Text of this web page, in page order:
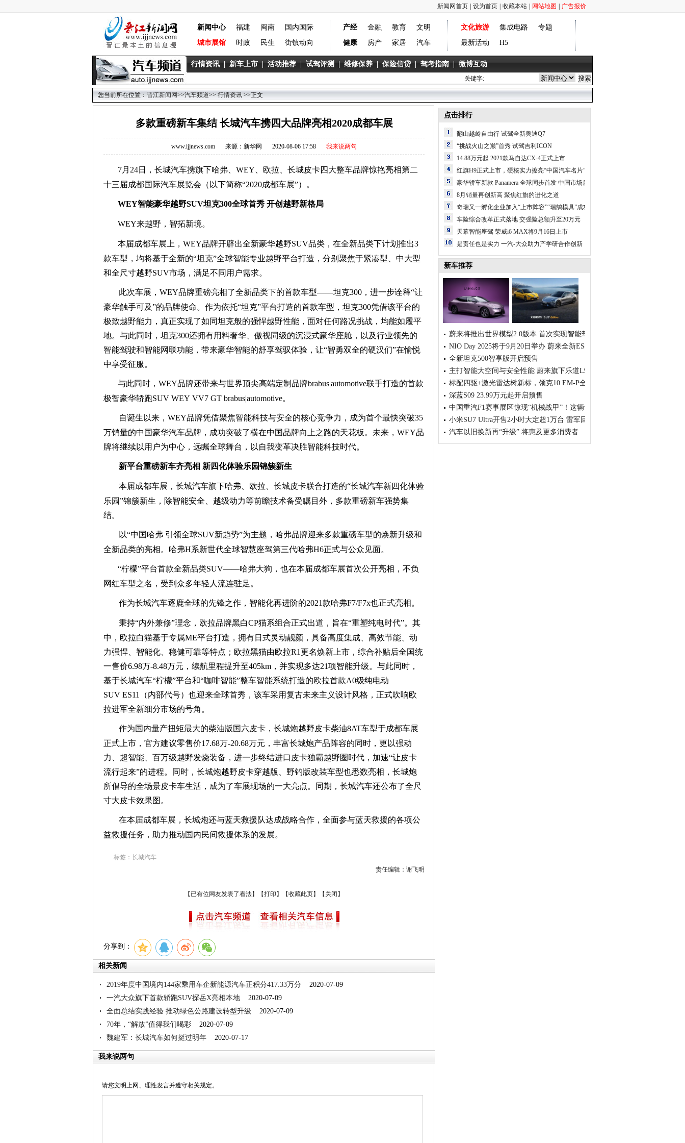
广告报价
网站地图
收藏本站
设为首页
新闻网首页
新闻中心 福建 闽南
国内国际
城市展馆
时政 民生 街镇动向
产经 金融 教育
文明
健康
房产 家居 汽车
文化旅游 集成电路
专题
最新活动
H5
行情资讯 新车上市 活动推荐 试驾评测 维修保养 保险信贷 驾考指南 微博互动
关键字:
您当前所在位置： 晋江新闻网>>汽车频道>> 行情资讯 >>正文
多款重磅新车集结 长城汽车携四大品牌亮相2020成都车展
www.ijjnews.com 来源：新华网 2020-08-06 17:58 我来说两句
7月24日，长城汽车携旗下哈弗、WEY、欧拉、长城皮卡四大整车品牌惊艳亮相第二
十三届成都国际汽车展览会（以下简称“2020成都车展”） 。
WEY智能豪华越野SUV坦克300全球首秀 开创越野新格局
WEY来越野，智拓新境。
本届成都车展上，WEY品牌开辟出全新豪华越野SUV品类，在全新品类下计划 推出3
款车型， 均将基于全新的“坦克”全球智能专业越野平台打造，分别聚焦于紧凑型、中大型
和全尺寸越野SUV市场，满足不同用户需求。
此次车展，WEY品牌重磅亮相了全新品类下的首款车型——坦克300，进一步诠释“让
豪华触手可及”的品牌使命。 作为依托“坦克”平台打造的首款车型，坦克300凭借该平台的
极致越野能力，真正实现了如同坦克般的强悍越野性能 ，面对任何路况挑战 ， 均能如履平
地。 与此同时，坦克300还拥有用料奢华、 傲视同级的沉浸式豪华座舱 ， 以及行业领先的
智能驾驶和智能网联功能， 带来豪华智能的舒享驾驭体验 ， 让“智勇双全的硬汉们”在愉悦
中享受征服。
与此同时， WEY品牌还带来与世界顶尖高端定制品牌brabus|automotive联手打造的首款
极智豪华轿跑SUV WEY VV7 GT brabus|automotive。
自诞生以来， WEY品牌凭借聚焦智能科技与安全的核心竞争力 ， 成为首个最快突破35
万销量的中国豪华汽车品牌， 成功突破了横在中国品牌向上之路的天花板。 未来，WEY品
牌将继续以用户为中心 ，远瞩全球舞台， 以自我变革决胜智能科技时代。
新平台重磅新车齐亮相 新四化体验乐园锦簇新生
本届成都车展，长城汽车旗下哈弗、欧拉、长城皮卡联合打造的“长城汽车新四化体验
乐园”锦簇新生，除智能安全、越级动力等前瞻技术备受瞩目 外 ，多款重磅新车强势集
结。
以“中国哈弗 引领全球SUV新趋势”为主题，哈弗品牌迎来多款重磅车型的焕新升级和
全新品类的亮相。哈弗H系新世代全球智慧座驾第三代哈弗H6正式与公众见面。
“柠檬”平台首款全新品类SUV——哈弗大狗，也在本届成都车展首次公开亮相 ，不负
网红车型之名，受到众多年轻人流连驻足。
作为长城汽车逐鹿全球的先锋之作， 智能化再进阶的2021款哈弗F7/F7x也正式亮相。
秉持“内外兼修”理念 ，欧拉品牌黑白CP猫系组合正式出道 ，旨在“重塑纯电时代”。其
中，欧拉白猫基于专属ME平台打造，拥有日式灵动靓颜，具备高度集成、高效节能、动
力强悍、智能化、稳健可靠等特点；欧拉黑猫由欧拉R1更名焕新上市， 综合补贴后全国统
一售价6.98万-8.48万元， 续航里程提升至405km，并实现多达21项智能升级。与此同时，
基于长城汽车“柠檬”平台和“咖啡智能”整车智能系统打造的欧拉首款A0级纯电动
SUV ES11（内部代号） 也迎来全球首秀， 该车采用复古未来主义设计风格， 正式吹响欧
拉进军全新细分市场的号角。
作为国内量产扭矩最大的柴油版 国六皮卡，长城炮越野皮卡柴油8AT车型于成都车展
正式上市， 官方建议零售价17.68万-20.68万元 ， 丰富长城炮产品阵容的同时， 更以强动
力、超智能、百万级越野发烧装备， 进一步终结进口皮卡独霸越野圈时代，加速“让皮卡
流行起来”的进程。同时， 长城炮越野皮卡穿越版、 野钓版改装车型也悉数亮相，长城炮
所倡导的全场景皮卡车生活 ，成为了车展现场的一大亮点。
同期，长城汽车还公布了全尺
寸大皮卡效果图。
在本届成都车展，长城炮还与蓝天救援队达成战略合作，全面参与蓝天救援的各项公
益救援任务，助力推动国内民间救援体系的发展。
标签：长城汽车
责任编辑：谢飞明
【已有位网友发表了看法】 【打印 】 【收藏此页】 【 关闭 】
分享到：
相关新闻
2019年度中国境内144家乘用车企新能源汽车正积分417.33万分 2020-07-09
一汽大众旗下首款轿跑SUV探岳X亮相本地 2020-07-09
全面总结实践经验 推动绿色公路建设转型升级 2020-07-09
70年，“解放”值得我们喝彩 2020-07-09
魏建军：长城汽车如何挺过明年 2020-07-17
我来说两句
请您文明上网、理性发言并遵守相关规定。
点击排行
翻山越岭自由行 试驾全新奥迪Q7
“挑战火山之巅”首秀 试驾吉利ICON
14.88万元起 2021款马自达CX-4正式上市
红旗H9正式上市，硬核实力擦亮“中国汽车名片”
豪华轿车新款 Panamera 全球同步首发 中国市场启动预售
8月销量再创新高 聚焦红旗的进化之道
奇瑞又一孵化企业加入“上市阵容”“瑞鹄模具”成功挂牌
车险综合改革正式落地 交强险总额升至20万元
天幕智能座驾 荣威i6 MAX将9月16日上市
是责任也是实力 一汽-大众助力产学研合作创新
新车推荐
蔚来将推出世界模型2.0版本 首次实现智能驾驶的开放式交互
NIO Day 2025将于9月20日举办 蔚来全新ES8将正式上市
全新坦克500智享版开启预售
主打智能大空间与安全性能 蔚来旗下乐道L90正式上市
标配四驱+激光雷达树新标，领克10 EM-P全球首秀
深蓝S09 23.99万元起开启预售
中国重汽F1赛事展区惊现“机械战甲”！这辆卡车什么来头？
小米SU7 Ultra开售2小时大定超1万台 雷军回应保时捷点赞
汽车以旧换新再“升级” 将惠及更多消费者